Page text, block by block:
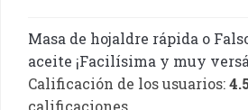
Masa de hojaldre rápida o
aceite ¡Facilísima y muy
Calificación de los usuarios: